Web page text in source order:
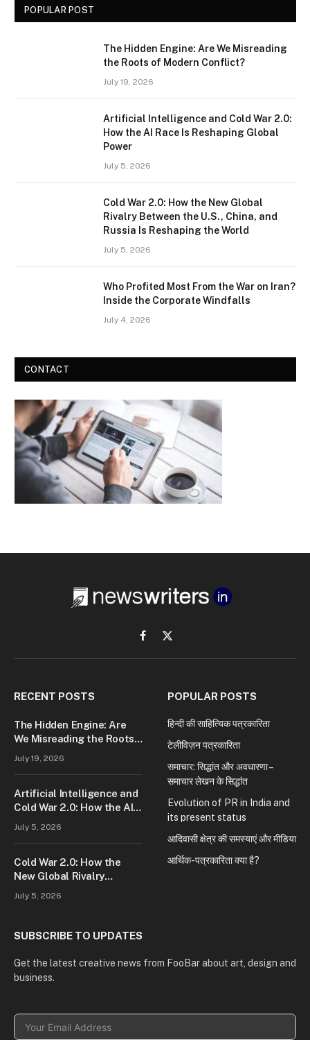
POPULAR POST
The Hidden Engine: Are We Misreading
the Roots of Modern Conflict?
July 19, 2026
Artificial Intelligence and Cold War 2.0:
How the AI Race Is Reshaping Global
Power
July 5, 2026
Cold War 2.0: How the New Global
Rivalry Between the U.S., China, and
Russia Is Reshaping the World
July 5, 2026
Who Profited Most From the War on Iran?
Inside the Corporate Windfalls
July 4, 2026
CONTACT
Facebook
X
(Twitter)
RECENT POSTS
The Hidden Engine: Are
We Misreading the Roots
July 19, 2026
Artificial Intelligence and
Cold War 2.0: How the AI
Power
July 5, 2026
Cold War 2.0: How the
New Global Rivalry
and Russia Is Reshaping
July 5, 2026
POPULAR POSTS
हिन्दी की साहित्यिक पत्रकारिता
टेलीविज़न पत्रकारिता
समाचार: सिद्धांत और अवधारणा –
समाचार लेखन के सिद्धांत
Evolution of PR in India and
its present status
आदिवासी क्षेत्र की समस्याएं और मीडिया
आर्थिक-पत्रकारिता क्या है?
SUBSCRIBE TO UPDATES
Get the latest creative news from FooBar about art, design and
business.